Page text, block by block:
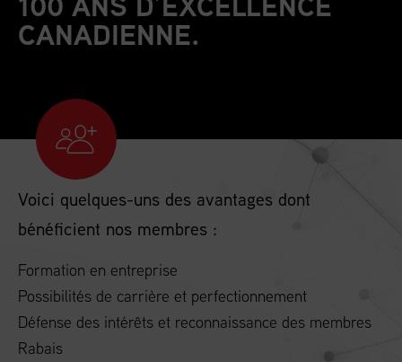
CANADIENNE.
Voici quelques-uns des avantages dont
bénéficient nos membres :
Formation en entreprise
Possibilités de carrière et perfectionnement
Défense des intérêts et reconnaissance des membres
Rabais